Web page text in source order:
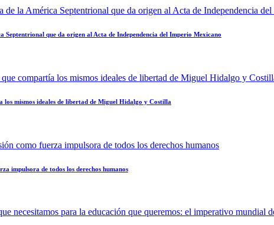
Septentrional que da origen al Acta de Independencia del Imperio Mexicano
los mismos ideales de libertad de Miguel Hidalgo y Costilla
impulsora de todos los derechos humanos